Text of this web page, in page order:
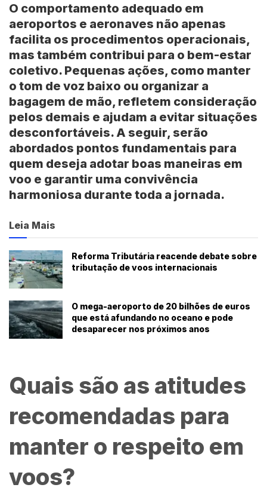
O comportamento adequado em
aeroportos e aeronaves não apenas
facilita os procedimentos operacionais,
mas também contribui para o bem-estar
coletivo. Pequenas ações, como manter
o tom de voz baixo ou organizar a
bagagem de mão, refletem consideração
pelos demais e ajudam a evitar situações
desconfortáveis. A seguir, serão
abordados pontos fundamentais para
quem deseja adotar boas maneiras em
voo e garantir uma convivência
harmoniosa durante toda a jornada.
Leia Mais
Reforma Tributária reacende debate sobre
tributação de voos internacionais
O mega-aeroporto de 20 bilhões de euros
que está afundando no oceano e pode
desaparecer nos próximos anos
Quais são as atitudes
recomendadas para
manter o respeito em
voos?